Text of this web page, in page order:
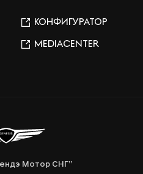
КОНФИГУРАТОР
MEDIACENTER
Мотор СНГ”